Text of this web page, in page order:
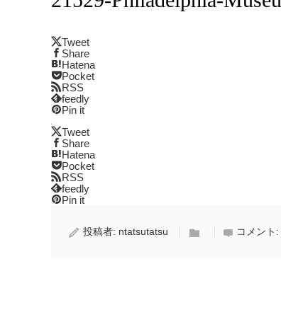
Tweet
Share
Hatena
Pocket
RSS
feedly
Pin it
Tweet
Share
Hatena
Pocket
RSS
feedly
Pin it
投稿者: ntatsutatsu コメント: